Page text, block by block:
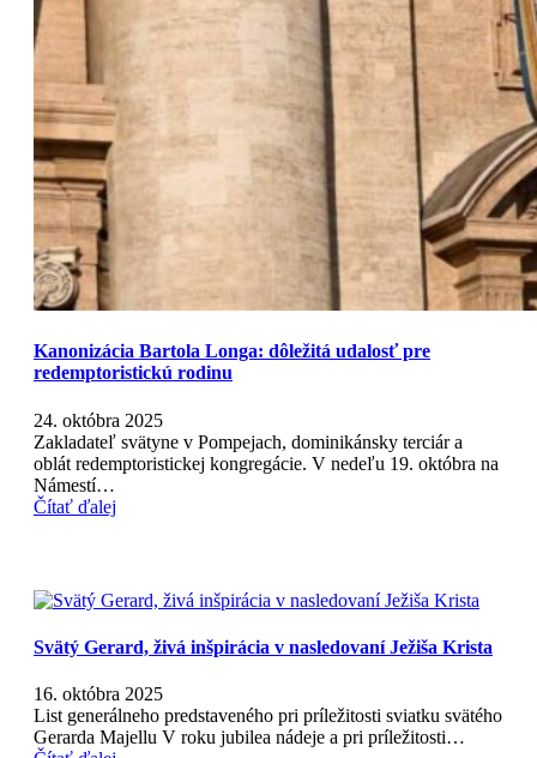
Kanonizácia Bartola Longa: dôležitá udalosť pre
redemptoristickú rodinu
24. októbra 2025
Zakladateľ svätyne v Pompejach, dominikánsky terciár a
oblát redemptoristickej kongregácie. V nedeľu 19. októbra na
Námestí…
Čítať ďalej
Svätý Gerard, živá inšpirácia v nasledovaní Ježiša Krista
16. októbra 2025
List generálneho predstaveného pri príležitosti sviatku svätého
Gerarda Majellu V roku jubilea nádeje a pri príležitosti…